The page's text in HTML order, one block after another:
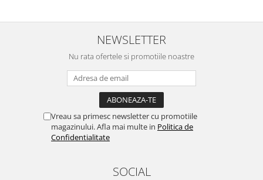
NEWSLETTER
Nu rata ofertele si promotiile noastre
Vreau sa primesc newsletter cu promotiile
magazinului. Afla mai multe in Politica de
Confidentialitate
SOCIAL